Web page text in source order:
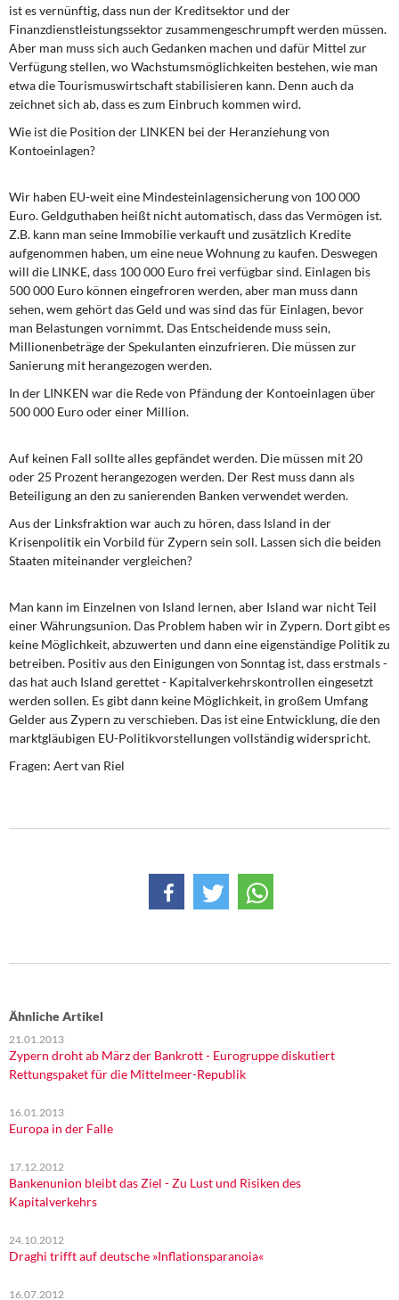
ist es vernünftig, dass nun der Kreditsektor und der
Finanzdienstleistungssektor zusammengeschrumpft werden müssen.
Aber man muss sich auch Gedanken machen und dafür Mittel zur
Verfügung stellen, wo Wachstumsmöglichkeiten bestehen, wie man
etwa die Tourismuswirtschaft stabilisieren kann. Denn auch da
zeichnet sich ab, dass es zum Einbruch kommen wird.
Wie ist die Position der LINKEN bei der Heranziehung von
Kontoeinlagen?
Wir haben EU-weit eine Mindesteinlagensicherung von 100 000
Euro. Geldguthaben heißt nicht automatisch, dass das Vermögen ist.
Z.B. kann man seine Immobilie verkauft und zusätzlich Kredite
aufgenommen haben, um eine neue Wohnung zu kaufen. Deswegen
will die LINKE, dass 100 000 Euro frei verfügbar sind. Einlagen bis
500 000 Euro können eingefroren werden, aber man muss dann
sehen, wem gehört das Geld und was sind das für Einlagen, bevor
man Belastungen vornimmt. Das Entscheidende muss sein,
Millionenbeträge der Spekulanten einzufrieren. Die müssen zur
Sanierung mit herangezogen werden.
In der LINKEN war die Rede von Pfändung der Kontoeinlagen über
500 000 Euro oder einer Million.
Auf keinen Fall sollte alles gepfändet werden. Die müssen mit 20
oder 25 Prozent herangezogen werden. Der Rest muss dann als
Beteiligung an den zu sanierenden Banken verwendet werden.
Aus der Linksfraktion war auch zu hören, dass Island in der
Krisenpolitik ein Vorbild für Zypern sein soll. Lassen sich die beiden
Staaten miteinander vergleichen?
Man kann im Einzelnen von Island lernen, aber Island war nicht Teil
einer Währungsunion. Das Problem haben wir in Zypern. Dort gibt es
keine Möglichkeit, abzuwerten und dann eine eigenständige Politik zu
betreiben. Positiv aus den Einigungen von Sonntag ist, dass erstmals -
das hat auch Island gerettet - Kapitalverkehrskontrollen eingesetzt
werden sollen. Es gibt dann keine Möglichkeit, in großem Umfang
Gelder aus Zypern zu verschieben. Das ist eine Entwicklung, die den
marktgläubigen EU-Politikvorstellungen vollständig widerspricht.
Fragen: Aert van Riel
Ähnliche Artikel
21.01.2013
Zypern droht ab März der Bankrott - Eurogruppe diskutiert
Rettungspaket für die Mittelmeer-Republik
16.01.2013
Europa in der Falle
17.12.2012
Bankenunion bleibt das Ziel - Zu Lust und Risiken des
Kapitalverkehrs
24.10.2012
Draghi trifft auf deutsche »Inflationsparanoia«
16.07.2012